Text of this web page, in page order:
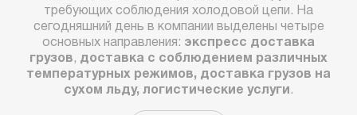
требующих соблюдения холодовой цепи. На
сегодняшний день в компании выделены четыре
основных направления: экспресс доставка
грузов, доставка с соблюдением различных
температурных режимов, доставка грузов на
сухом льду, логистические услуги .